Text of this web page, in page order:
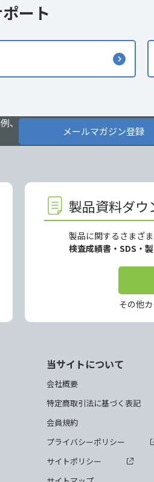
ート
、
メールマガジン登録
製品資料ダウ
製品に関するさまざ
検査成績書・SDS・
その他
当サイトについて
会社概要
特定商取引法に基づく表記
会員規約
プライバシーポリシー
サイトポリシー